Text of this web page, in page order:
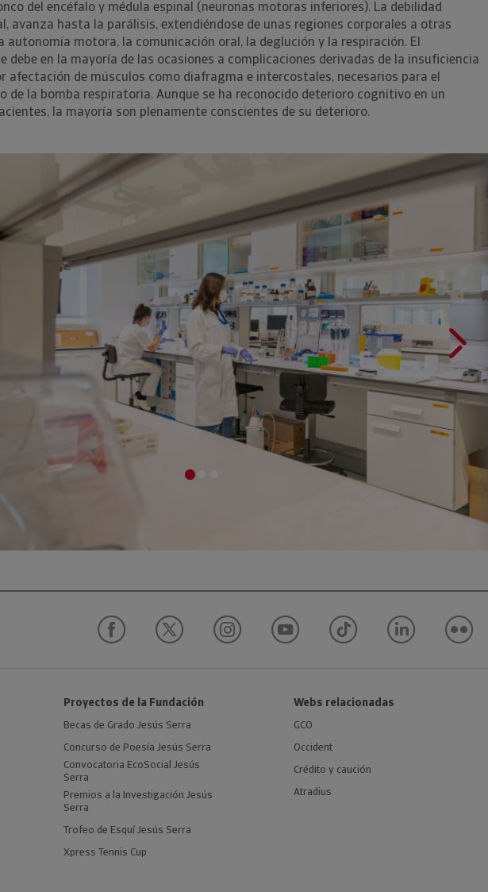
del encéfalo y médula espinal (neuronas motoras inferiores). La debilidad
avanza hasta la parálisis, extendiéndose de unas regiones corporales a otras
autonomía motora, la comunicación oral, la deglución y la respiración. El
debe en la mayoría de las ocasiones a complicaciones derivadas de la insuficiencia
afectación de músculos como diafragma e intercostales, necesarios para el
de la bomba respiratoria. Aunque se ha reconocido deterioro cognitivo en un
la mayoría son plenamente conscientes de su deterioro.
Proyectos de la Fundación
Becas de Grado Jesús Serra
Concurso de Poesía Jesús Serra
Convocatoria EcoSocial Jesús
Serra
Premios a la Investigación Jesús
Serra
Trofeo de Esquí Jesús Serra
Xpress Tennis Cup
Webs relacionadas
GCO
Occident
Crédito y caución
Atradius